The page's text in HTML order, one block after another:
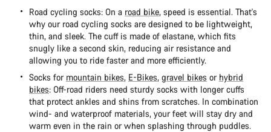
Road cycling socks: On a road bike, speed is essential. That's
why our road cycling socks are designed to be lightweight,
thin, and sleek. The cuff is made of elastane, which fits
snugly like a second skin, reducing air resistance and
allowing you to ride faster and more efficiently.
Socks for mountain bikes, E-Bikes, gravel bikes or hybrid
bikes: Off-road riders need sturdy socks with longer cuffs
that protect ankles and shins from scratches. In combination
wind- and waterproof materials, your feet will stay dry and
warm even in the rain or when splashing through puddles.
Cerrar